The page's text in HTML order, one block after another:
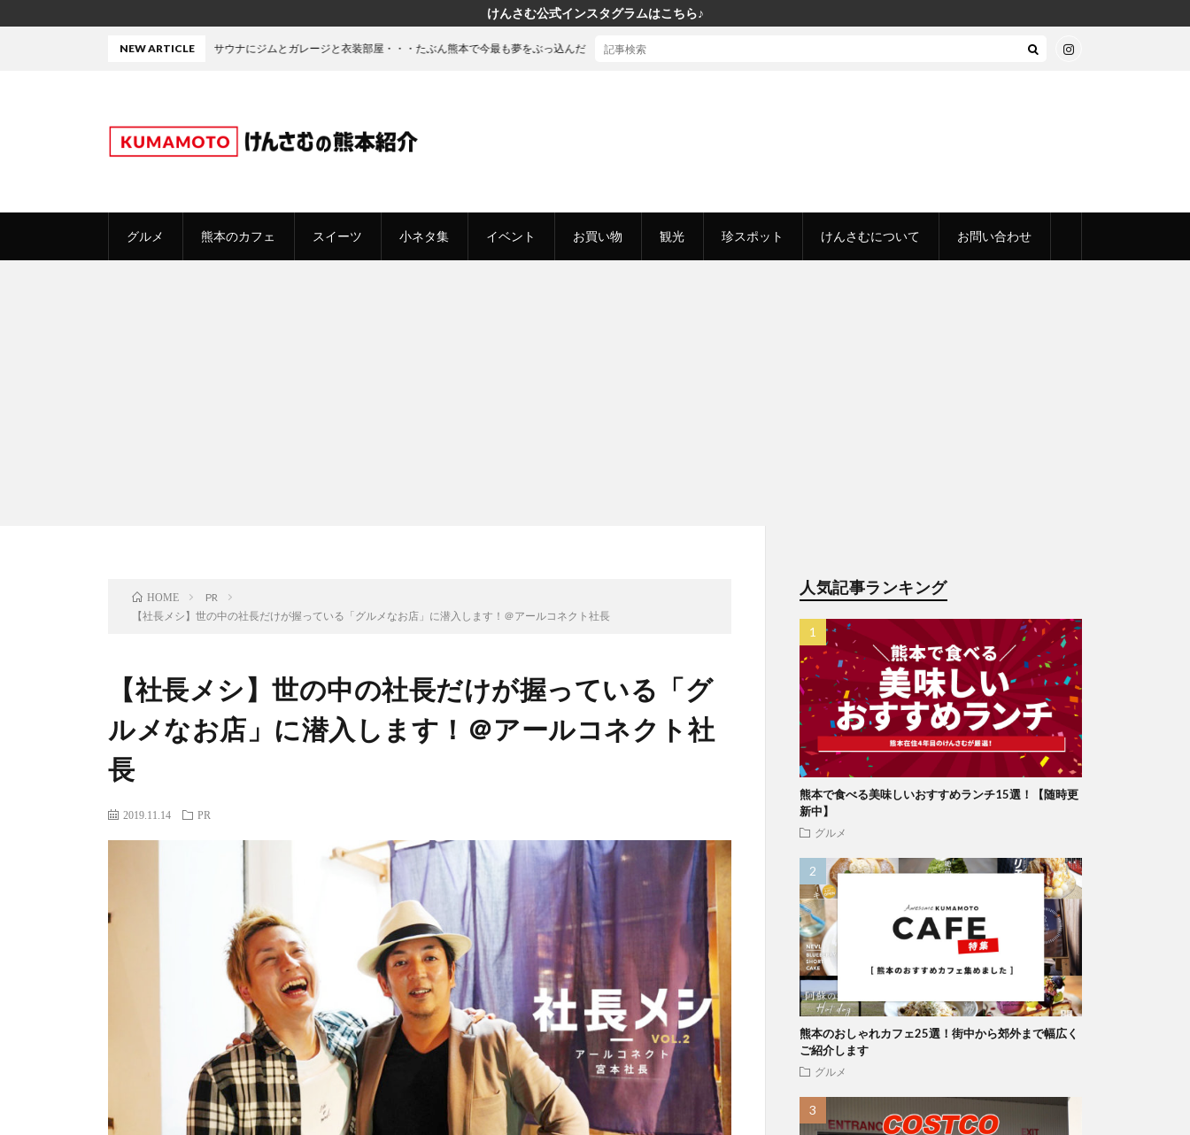
けんさむ公式インスタグラムはこちら♪
グルメ 熊本のカフェ スイーツ 小ネタ集 イベント お買い物 観光 珍スポット けんさむについて お問い合わせ
NEW ARTICLE
中庭にサウナにジムとガレージと衣装部屋・・・たぶん熊本で今最も夢をぶっ込んだ「建売」の家に行ってきた
HOME
PR
【社長メシ】世の中の社長だけが握っている「グルメなお店」に潜入します！＠アールコネクト社長
【社長メシ】世の中の社長だけが握っている「グ
ルメなお店」に潜入します！＠アールコネクト社
長
2019.11.14 PR
人気記事ランキング
熊本で食べる美味しいおすすめランチ15選！【随時更
新中】
グルメ
熊本のおしゃれカフェ25選！街中から郊外まで幅広く
ご紹介します
グルメ